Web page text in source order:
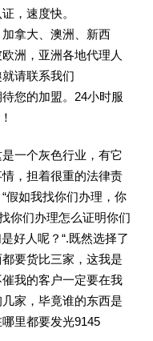
，速度快。
拿大、澳洲、新西
洲，亚洲各地代理人
请联系我们
您的加盟。24小时服
一个灰色行业，有它
，担着很重的法律责
假如我找你们办理，你
你们办理怎么证明你们
好人呢？“.既然选择了
要货比三家，这我是
我的客户一定要在我
家，毕竟谁的东西是
里都要发光9145